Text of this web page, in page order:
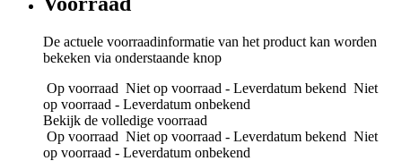
De actuele voorraadinformatie van het product kan worden
bekeken via onderstaande knop
Op voorraad Niet op voorraad - Leverdatum bekend Niet
op voorraad - Leverdatum onbekend
Bekijk de volledige voorraad
Op voorraad Niet op voorraad - Leverdatum bekend Niet
op voorraad - Leverdatum onbekend